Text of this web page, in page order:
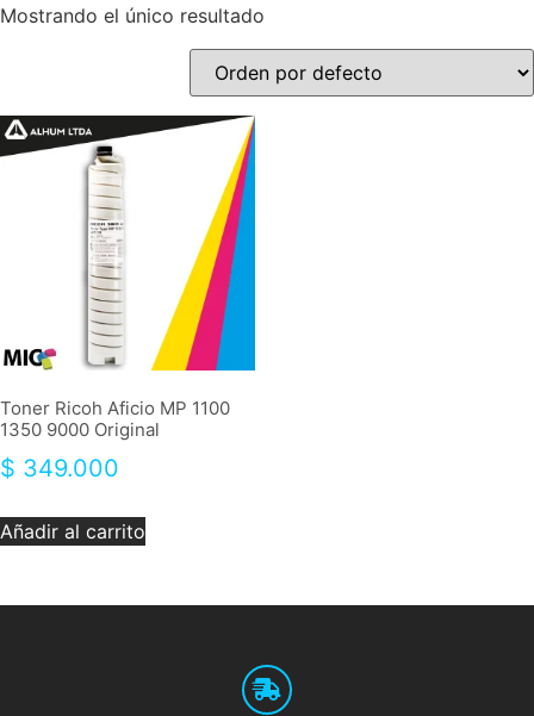
Mostrando el único resultado
Toner Ricoh Aficio MP 1100
1350 9000 Original
$ 349.000
Añadir al carrito